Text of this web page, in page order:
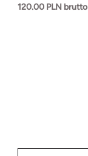
120.00 PLN brutto